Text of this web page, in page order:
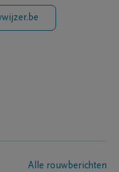
Alle rouwberichten